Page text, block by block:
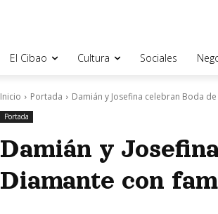
El Cibao Cultura Sociales
Inicio Portada Damián y Josefina celebran Boda
Portada
Damián y
Diamante con